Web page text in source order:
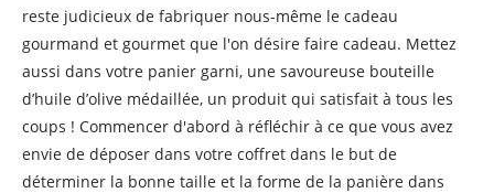
reste judicieux de fabriquer nous-même le cadeau
gourmand et gourmet que l'on désire faire cadeau. Mettez
aussi dans votre panier garni, une savoureuse bouteille
d’huile d’olive médaillée, un produit qui satisfait à tous les
coups ! Commencer d'abord à réfléchir à ce que vous avez
envie de déposer dans votre coffret dans le but de
déterminer la bonne taille et la forme de la panière dans